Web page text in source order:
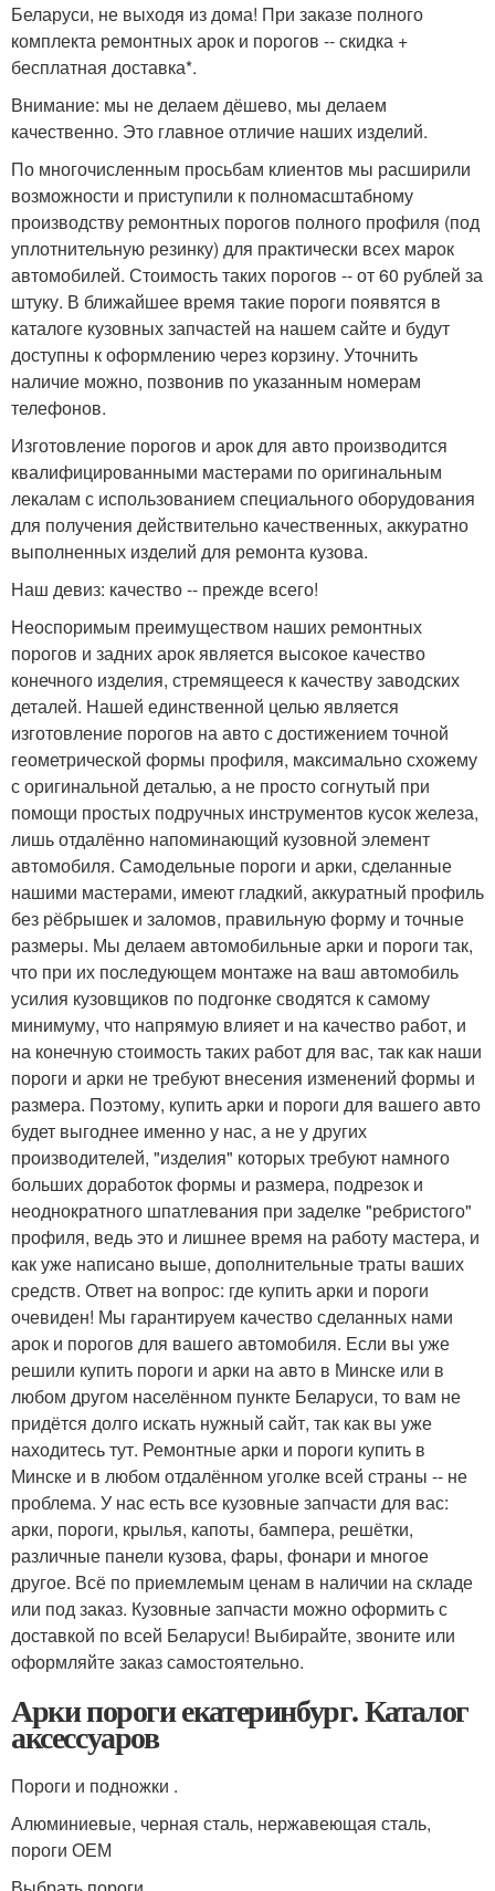
Беларуси, не выходя из дома! При заказе полного
комплекта ремонтных арок и порогов -- скидка +
бесплатная доставка*.
Внимание: мы не делаем дёшево, мы делаем
качественно. Это главное отличие наших изделий.
По многочисленным просьбам клиентов мы расширили
возможности и приступили к полномасштабному
производству ремонтных порогов полного профиля (под
уплотнительную резинку) для практически всех марок
автомобилей. Стоимость таких порогов -- от 60 рублей за
штуку. В ближайшее время такие пороги появятся в
каталоге кузовных запчастей на нашем сайте и будут
доступны к оформлению через корзину. Уточнить
наличие можно, позвонив по указанным номерам
телефонов.
Изготовление порогов и арок для авто производится
квалифицированными мастерами по оригинальным
лекалам с использованием специального оборудования
для получения действительно качественных, аккуратно
выполненных изделий для ремонта кузова.
Наш девиз: качество -- прежде всего!
Неоспоримым преимуществом наших ремонтных
порогов и задних арок является высокое качество
конечного изделия, стремящееся к качеству заводских
деталей. Нашей единственной целью является
изготовление порогов на авто с достижением точной
геометрической формы профиля, максимально схожему
с оригинальной деталью, а не просто согнутый при
помощи простых подручных инструментов кусок железа,
лишь отдалённо напоминающий кузовной элемент
автомобиля. Самодельные пороги и арки, сделанные
нашими мастерами, имеют гладкий, аккуратный профиль
без рёбрышек и заломов, правильную форму и точные
размеры. Мы делаем автомобильные арки и пороги так,
что при их последующем монтаже на ваш автомобиль
усилия кузовщиков по подгонке сводятся к самому
минимуму, что напрямую влияет и на качество работ, и
на конечную стоимость таких работ для вас, так как наши
пороги и арки не требуют внесения изменений формы и
размера. Поэтому, купить арки и пороги для вашего авто
будет выгоднее именно у нас, а не у других
производителей, "изделия" которых требуют намного
больших доработок формы и размера, подрезок и
неоднократного шпатлевания при заделке "ребристого"
профиля, ведь это и лишнее время на работу мастера, и
как уже написано выше, дополнительные траты ваших
средств. Ответ на вопрос: где купить арки и пороги
очевиден! Мы гарантируем качество сделанных нами
арок и порогов для вашего автомобиля. Если вы уже
решили купить пороги и арки на авто в Минске или в
любом другом населённом пункте Беларуси, то вам не
придётся долго искать нужный сайт, так как вы уже
находитесь тут. Ремонтные арки и пороги купить в
Минске и в любом отдалённом уголке всей страны -- не
проблема. У нас есть все кузовные запчасти для вас:
арки, пороги, крылья, капоты, бампера, решётки,
различные панели кузова, фары, фонари и многое
другое. Всё по приемлемым ценам в наличии на складе
или под заказ. Кузовные запчасти можно оформить с
доставкой по всей Беларуси! Выбирайте, звоните или
оформляйте заказ самостоятельно.
Арки пороги екатеринбург. Каталог
аксессуаров
Пороги и подножки .
Алюминиевые, черная сталь, нержавеющая сталь,
пороги ОЕМ